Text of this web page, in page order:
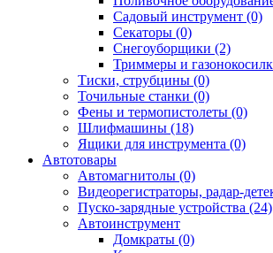
Садовый инструмент (0)
Секаторы (0)
Снегоуборщики (2)
Триммеры и
Тиски, струбцины (0)
Точильные станки (0)
Фены и термопистолеты (0)
Шлифмашины (18)
Ящики для инструмента (0)
Автотовары
Автомагнитолы (0)
Видеорегистраторы, радар-
Пуско-зарядные устройства (24)
Автоинструмент
Домкраты (0)